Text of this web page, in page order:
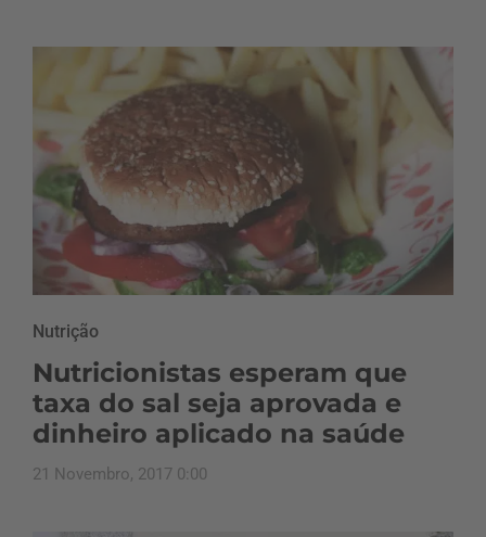
Nutrição
Nutricionistas esperam que
taxa do sal seja aprovada e
dinheiro aplicado na saúde
21 Novembro, 2017 0:00